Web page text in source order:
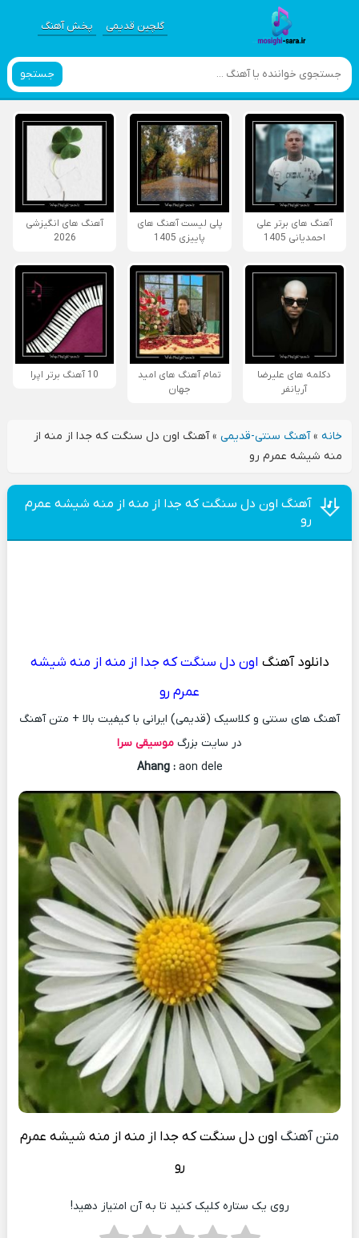
گلچین قدیمی پخش آهنگ
جستجو
آهنگ های برتر علی
احمدیانی 1405
پلی لیست آهنگ های
پاییزی 1405
آهنگ های انگیزشی
2026
دکلمه های علیرضا
آریانفر
تمام آهنگ های امید
جهان
10 آهنگ برتر اپرا
خانه»آهنگ سنتی-قدیمی»آهنگ اون دل سنگت که جدا از منه از
منه شیشه عمرم رو
آهنگ اون دل سنگت که جدا از منه از منه شیشه عمرم
رو
دانلود آهنگ اون دل سنگت که جدا از منه از منه شیشه
عمرم رو
آهنگ های سنتی و کلاسیک (قدیمی) ایرانی با کیفیت بالا + متن آهنگ
در سایت بزرگ موسیقی سرا
Ahang :aon dele
متن آهنگ اون دل سنگت که جدا از منه از منه شیشه عمرم
رو
روی یک ستاره کلیک کنید تا به آن امتیاز دهید!